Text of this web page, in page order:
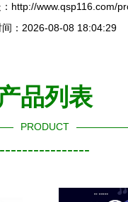
http://www.qsp116.com/
间：2026-08-08 18:04:29
品列表
PRODUCT
----------------